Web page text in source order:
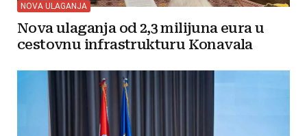
NOVA ULAGANJA
Nova ulaganja od 2,3 milijuna eura u
cestovnu infrastrukturu Konavala